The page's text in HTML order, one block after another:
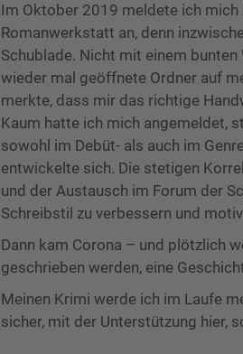
Im Oktober 2019 meldete ich
Romanwerkstatt an, denn
Schublade. Nicht mit einem
wieder mal geöffnete Ordner auf
merkte, dass mir das richtige
Kaum hatte ich mich angemeldet,
sowohl im Debüt- als auch im
entwickelte sich. Die stetigen
und der Austausch im Forum der
Schreibstil zu verbessern und
Dann kam Corona – und plötzlich
geschrieben werden, eine
Meinen Krimi werde ich im Laufe
sicher, mit der Unterstützung hier,